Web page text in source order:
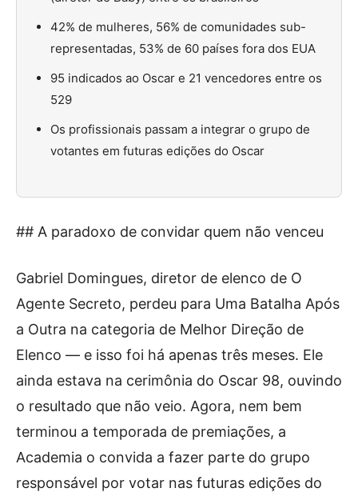
42% de mulheres, 56% de comunidades sub-
representadas, 53% de 60 países fora dos EUA
95 indicados ao Oscar e 21 vencedores entre os
529
Os profissionais passam a integrar o grupo de
votantes em futuras edições do Oscar
## A paradoxo de convidar quem não venceu
Gabriel Domingues, diretor de elenco de O
Agente Secreto, perdeu para Uma Batalha Após
a Outra na categoria de Melhor Direção de
Elenco — e isso foi há apenas três meses. Ele
ainda estava na cerimônia do Oscar 98, ouvindo
o resultado que não veio. Agora, nem bem
terminou a temporada de premiações, a
Academia o convida a fazer parte do grupo
responsável por votar nas futuras edições do